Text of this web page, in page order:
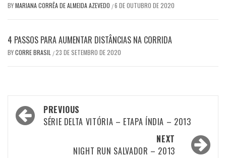
BYMARIANA CORRÊA DE ALMEIDA AZEVEDO /6 DE OUTUBRO DE 2020
4 PASSOS PARA AUMENTAR DISTÂNCIAS NA CORRIDA
BYCORRE BRASIL /23 DE SETEMBRO DE 2020
Post
navigation
PREVIOUS
SÉRIE DELTA VITÓRIA – ETAPA ÍNDIA – 2013
NEXT
NIGHT RUN SALVADOR – 2013